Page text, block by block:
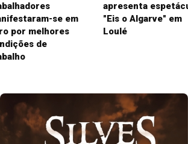
se em
por melhores
de
apresenta
"Eis o Algarve" em
Loulé